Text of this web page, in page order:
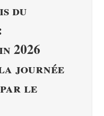
du
2026
journée
le